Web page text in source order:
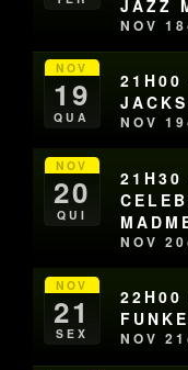
JAZZ
NOV
NOV
19
QUA
21H00
NOV
NOV
20
QUI
21H30
NOV
NOV
21
SEX
22H00
NOV